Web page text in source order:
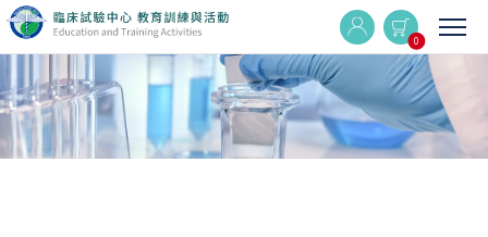
0
實體與線上同步課程